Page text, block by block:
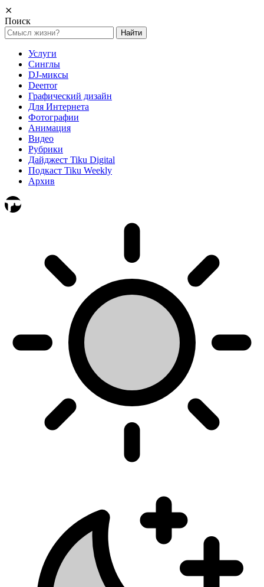
⨯
Поиск
Найти:
Услуги
Синглы
DJ-миксы
Deerror
Графический дизайн
Для Интернета
Фотографии
Анимация
Видео
Рубрики
Дайджест Tiku Digital
Подкаст Tiku Weekly
Архив